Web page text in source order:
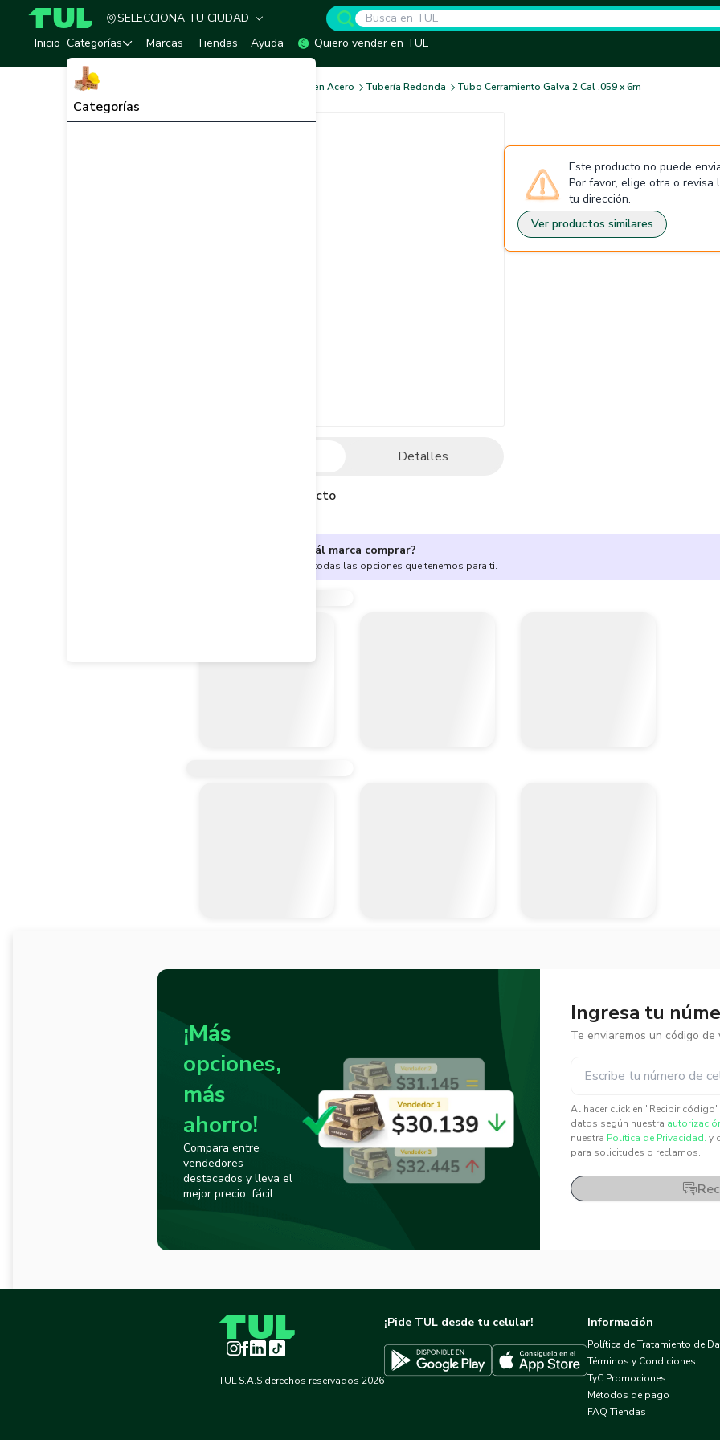
TUL - Tu Marketplace de Construcción
SELECCIONA TU CIUDAD
Inicio Categorías
Categorías
Marcas Tiendas Ayuda Quiero vender en TUL
Tubería en Acero Tubería Redonda Tubo Cerramiento Galva 2 Cal .059 x 6m
Detalles
Descripción del producto
Este producto no puede
Por favor, elige otra o revisa
tu dirección.
Ver productos similares
¿No sabes cuál marca comprar?
Encuentra aquí todas las opciones que tenemos para ti.
¡Más
opciones,
más
ahorro!
Compara entre
vendedores
destacados y lleva el
mejor precio, fácil.
Ingresa tu
Te enviaremos un código de
Al hacer click en "Recibir
datos según nuestra
nuestra Política de Privacidad. y
para solicitudes o reclamos.
Instagram
Facebook
LinkedInTikTok
TUL S.A.S derechos reservados 2026
¡Pide TUL desde tu celular!
Descargar TUL en Google PlayDescargar TUL en App Store
Información
Política de Tratamiento de
Términos y Condiciones
TyC Promociones
Métodos de pago
FAQ Tiendas